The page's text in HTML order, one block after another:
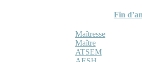
Fin
Maîtresse
Maître
ATSEM